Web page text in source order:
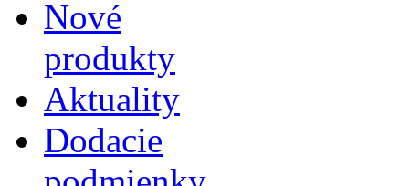
Nové
produkty
Aktuality
Dodacie